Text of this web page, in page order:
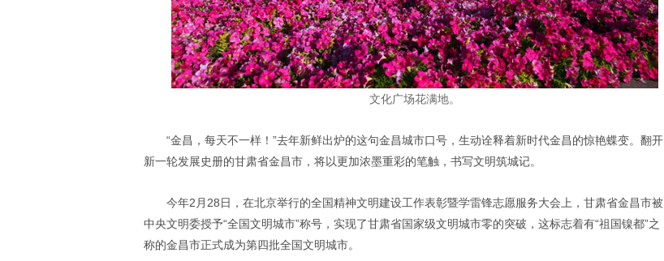
文化广场花满地。
“金昌，每天不一样！”去年新鲜出炉的这句金昌城市口号，生动诠释着新时代金昌的惊艳蝶变。翻开
新一轮发展史册的甘肃省金昌市，将以更加浓墨重彩的笔触，书写文明筑城记。
今年2 月 28日，在北京举行的全国精神文明建设工作表彰暨学雷锋志愿服务大会上，甘肃省金昌市被
中央文明委授予“全国文明城市”称号，实现了甘肃省国家级文明城市零的突破，这标志着有“祖国镍都”之
称的金昌市正式成为第四批全国文明城市。